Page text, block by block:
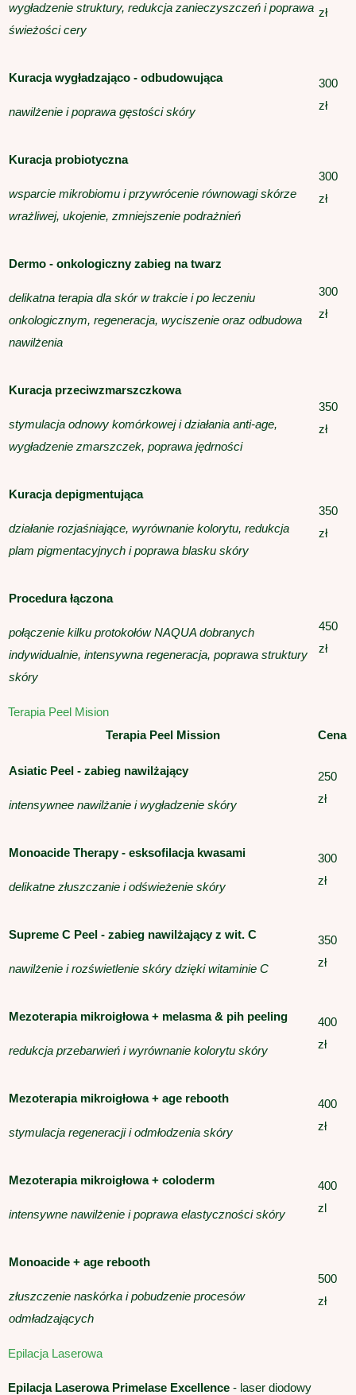
wygładzenie struktury, redukcja zanieczyszczeń i poprawa
świeżości cery
zł
Kuracja wygładzająco - odbudowująca
nawilżenie i poprawa gęstości skóry
300
zł
Kuracja probiotyczna
wsparcie mikrobiomu i przywrócenie równowagi skórze
wrażliwej, ukojenie, zmniejszenie podrażnień
300
zł
Dermo - onkologiczny zabieg na twarz
delikatna terapia dla skór w trakcie i po leczeniu
onkologicznym, regeneracja, wyciszenie oraz odbudowa
nawilżenia
300
zł
Kuracja przeciwzmarszczkowa
stymulacja odnowy komórkowej i działania anti-age,
wygładzenie zmarszczek, poprawa jędrności
350
zł
Kuracja depigmentująca
działanie rozjaśniające, wyrównanie kolorytu, redukcja
plam pigmentacyjnych i poprawa blasku skóry
350
zł
Procedura łączona
połączenie kilku protokołów NAQUA dobranych
indywidualnie, intensywna regeneracja, poprawa struktury
skóry
450
zł
Terapia Peel Mision
Terapia Peel Mission
Cena
Asiatic Peel - zabieg nawilżający
intensywnee nawilżanie i wygładzenie skóry
250
zł
Monoacide Therapy - esksofilacja kwasami
delikatne złuszczanie i odświeżenie skóry
300
zł
Supreme C Peel - zabieg nawilżający z wit. C
nawilżenie i rozświetlenie skóry dzięki witaminie C
350
zł
Mezoterapia mikroigłowa + melasma & pih peeling
redukcja przebarwień i wyrównanie kolorytu skóry
400
zł
Mezoterapia mikroigłowa + age rebooth
stymulacja regeneracji i odmłodzenia skóry
400
zł
Mezoterapia mikroigłowa + coloderm
intensywne nawilżenie i poprawa elastyczności skóry
400
zl
Monoacide + age rebooth
złuszczenie naskórka i pobudzenie procesów
odmładzających
500
zł
Epilacja Laserowa
Epilacja Laserowa Primelase Excellence - laser diodowy